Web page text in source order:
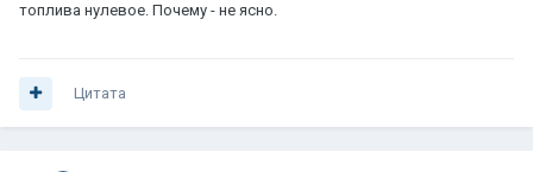
топлива нулевое. Почему - не ясно.
Цитата